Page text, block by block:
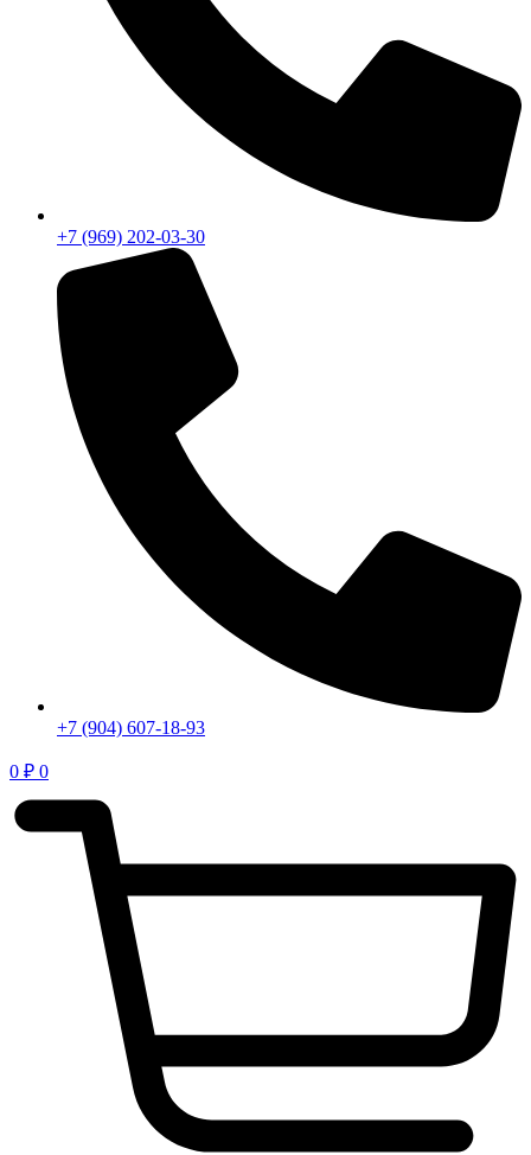
+7 (969) 202-03-30
+7 (904) 607-18-93
0 ₽ 0